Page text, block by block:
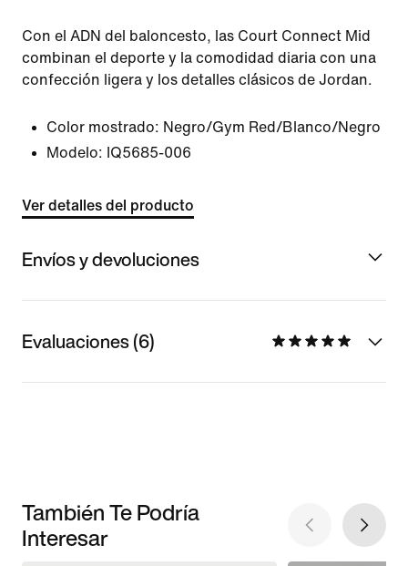
Con el ADN del baloncesto, las Court Connect Mid
combinan el deporte y la comodidad diaria con una
confección ligera y los detalles clásicos de Jordan.
Color mostrado: Negro/Gym Red/Blanco/Negro
Modelo: IQ5685-006
Ver detalles del producto
Envíos y devoluciones
Evaluaciones (6)
También Te Podría
Interesar